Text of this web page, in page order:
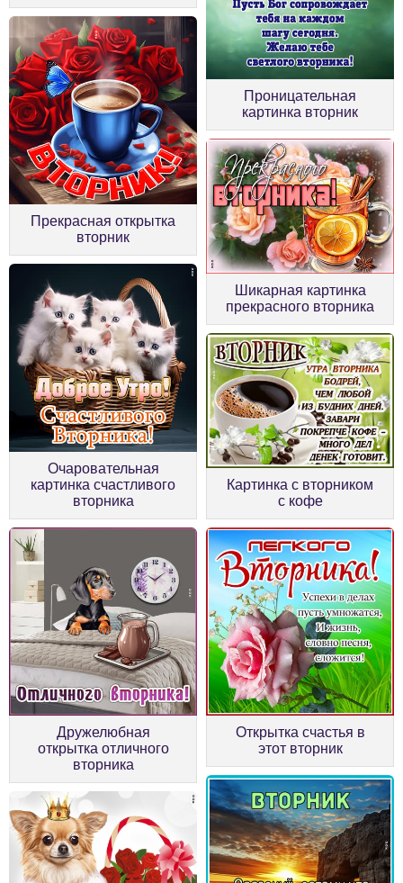
Проницательная
картинка вторник
Прекрасная открытка
вторник
Шикарная картинка
прекрасного вторника
Очаровательная
картинка счастливого
вторника
Картинка с вторником
с кофе
Дружелюбная
открытка отличного
вторника
Открытка счастья в
этот вторник